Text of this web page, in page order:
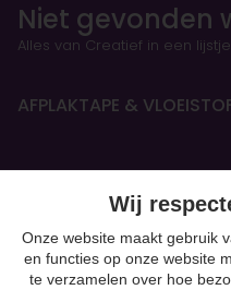
Niet gevonden
Alles van Creatief in een lijstje.
AFPLAKTAPE &
HANDBOEKEN &
BOETSEREN & GIETEN
Wij
Onze website maakt gebruik
en functies op onze website
te verzamelen over hoe